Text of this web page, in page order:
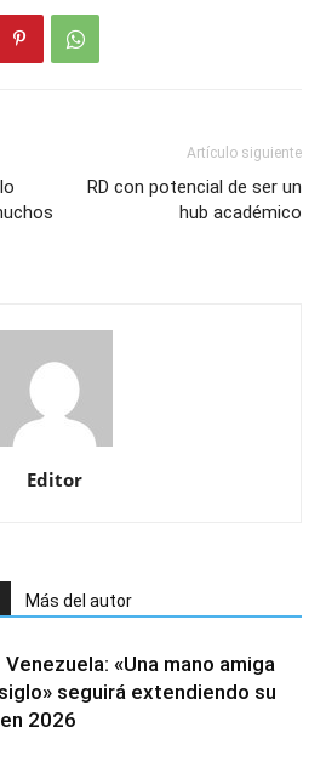
Artículo siguiente
RD con potencial de ser un
hub académico
Editor
Más del autor
Venezuela: «Una mano amiga
seguirá extendiendo su
2026